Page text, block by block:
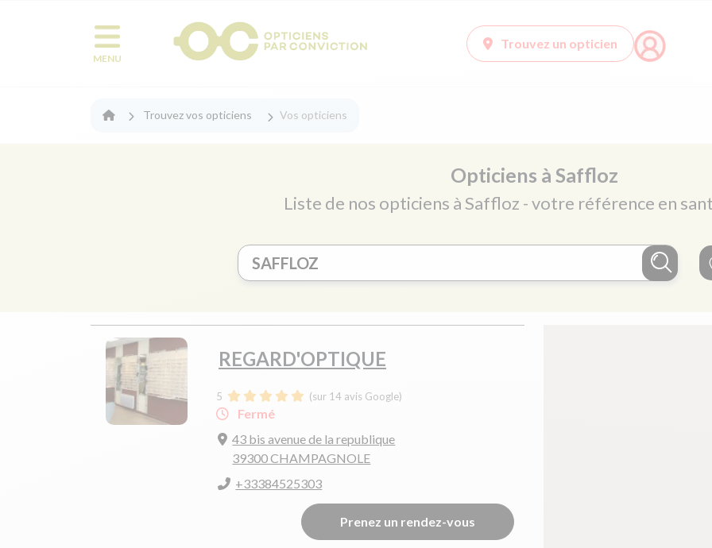
MENU
Trouvez un opticien
Trouvez vos opticiens Vos opticiens
Opticiens à Saffloz
Liste de nos opticiens à Saffloz - votre référence en
REGARD'OPTIQUE
5 (sur 14 avis Google)
Fermé
43 bis avenue de la republique
39300 CHAMPAGNOLE
+33384525303
Prenez un rendez-vous